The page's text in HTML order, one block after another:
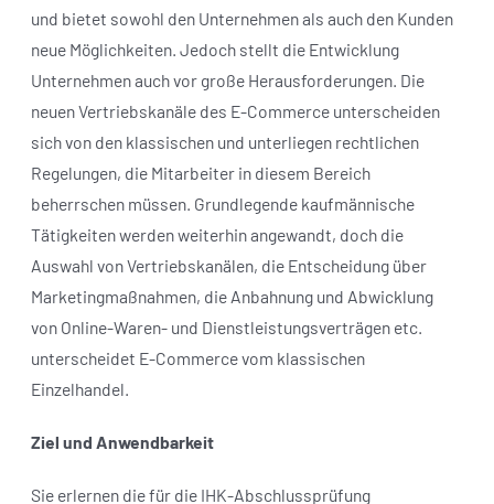
und bietet sowohl den Unternehmen als auch den Kunden
neue Möglichkeiten. Jedoch stellt die Entwicklung
Unternehmen auch vor große Herausforderungen. Die
neuen Vertriebskanäle des E-Commerce unterscheiden
sich von den klassischen und unterliegen rechtlichen
Regelungen, die Mitarbeiter in diesem Bereich
beherrschen müssen. Grundlegende kaufmännische
Tätigkeiten werden weiterhin angewandt, doch die
Auswahl von Vertriebskanälen, die Entscheidung über
Marketingmaßnahmen, die Anbahnung und Abwicklung
von Online-Waren- und Dienstleistungsverträgen etc.
unterscheidet E-Commerce vom klassischen
Einzelhandel.
Ziel und Anwendbarkeit
Sie erlernen die für die IHK-Abschlussprüfung